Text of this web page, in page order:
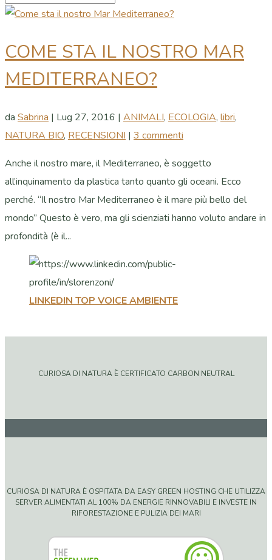
COME STA IL NOSTRO MAR
MEDITERRANEO?
da Sabrina | Lug 27, 2016 | ANIMALI, ECOLOGIA, libri,
NATURA BIO, RECENSIONI | 3 commenti
Anche il nostro mare, il Mediterraneo, è soggetto
all’inquinamento da plastica tanto quanto gli oceani. Ecco
perché. “Il nostro Mar Mediterraneo è il mare più bello del
mondo” Questo è vero, ma gli scienziati hanno voluto andare in
profondità (è il...
LINKEDIN TOP VOICE AMBIENTE
CURIOSA DI NATURA È CERTIFICATO CARBON NEUTRAL
CURIOSA DI NATURA È OSPITATA DA EASY GREEN HOSTING CHE UTILIZZA
SERVER ALIMENTATI AL 100% DA ENERGIE RINNOVABILI E INVESTE IN
RIFORESTAZIONE E PULIZIA DEI MARI